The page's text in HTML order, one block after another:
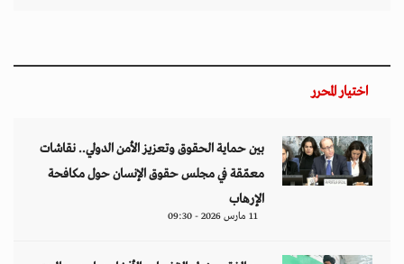
اختيار المحرر
بين حماية الحقوق وتعزيز الأمن الدولي.. نقاشات
معمّقة في مجلس حقوق الإنسان حول مكافحة
الإرهاب
11 مارس 2026 - 09:30